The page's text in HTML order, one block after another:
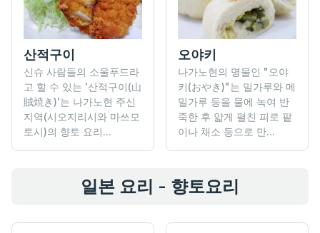
산적구이
신슈 사람들의 소울푸드라
고 할 수 있는 '산적구이(山
賊焼き)'는 나가노현 주신
지역(시오지리시와 마쓰모
토시)의 향토 요리...
오야키
나가노현의 명물인 "오야
키(おやき)"는 밀가루와 메
밀가루 등을 물에 녹여 반
죽한 후 얇게 펼친 피로 팥
이나 채소 등으로 만...
일본 요리 - 향토요리